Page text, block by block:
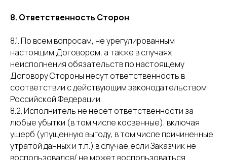
8. Ответственность Сторон
8.1. По всем вопросам, не урегулированным
настоящим Договором, а также вслучаях
неисполнения обязательств по настоящему
Договору Стороны несут ответственность в
соответствии с действующим законодательством
Российской Федерации.
8.2. Исполнитель не несет ответственности за
любые убытки (в том числе косвенные), включая
ущерб (упущенную выгоду, в том числе причиненные
утратой данных и т.п.) в случае,если Заказчик не
воспользовался/ не может воспользоваться